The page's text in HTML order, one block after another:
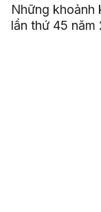
Những khoảnh
lần thứ 45 năm